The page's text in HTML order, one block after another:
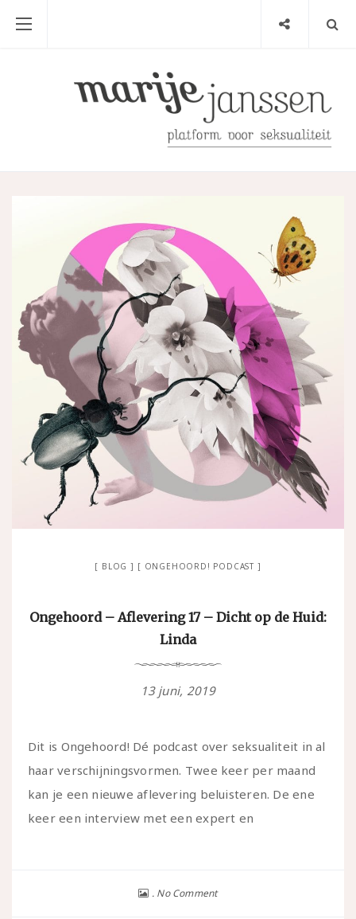
BLOG ONGEHOORD! PODCAST
Ongehoord – Aflevering 17 – Dicht op de Huid:
Linda
13 juni, 2019
Dit is Ongehoord! Dé podcast over seksualiteit in al
haar verschijningsvormen. Twee keer per maand
kan je een nieuwe aflevering beluisteren. De ene
keer een interview met een expert en
No Comment